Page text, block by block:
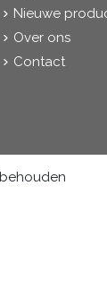
Nieuwe
Over ons
Contact